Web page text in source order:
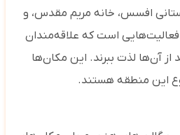
افسس، خانه مریم مقدس، و
است که علاقه‌مندان
از آن‌ها لذت ببرند. این مکان‌ها
این منطقه هستند.